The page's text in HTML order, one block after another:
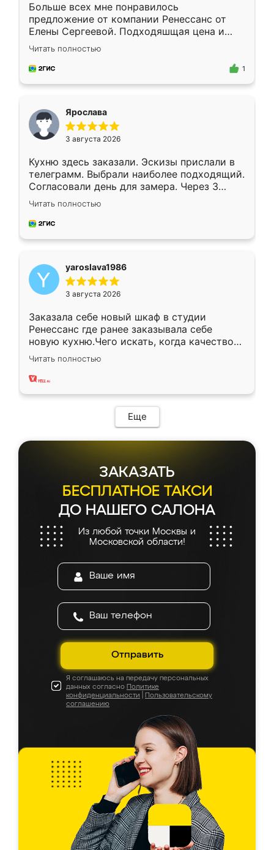
Больше всех мне понравилось
предложение от компании Ренессанс от
Елены Сергеевой. Подходяшщая цена и
короткие сроки изготовления. Приехавший
для замера сотрудник Владислав
предложил по моему эскизу самый
Читать полностью
1
Ярослава
3 августа 2026
Кухню здесь заказали. Эскизы прислали в
телеграмм. Выбрали наиболее подходящий.
Согласовали день для замера. Через 3
недели кухня была уже готова. Остались
довольны работой. Спасибо Ренессанс
мебель за качественную работу!
Читать полностью
yaroslava1986
3 августа 2026
Заказала себе новый шкаф в студии
Ренессанс где ранее заказывала себе
новую кухню.Чего искать, когда качеством
вполне довольна. Служит кухня уже почти
два года, нареканий нет.
Читать полностью
Еще
ЗАКАЗАТЬ
БЕСПЛАТНОЕ ТАКСИ
ДО НАШЕГО САЛОНА
Из любой точки Москвы и
Московской области!
Отправить
Я соглашаюсь на передачу персональных
данных согласно Политике
конфиденциальности
Пользовательскому
соглашению